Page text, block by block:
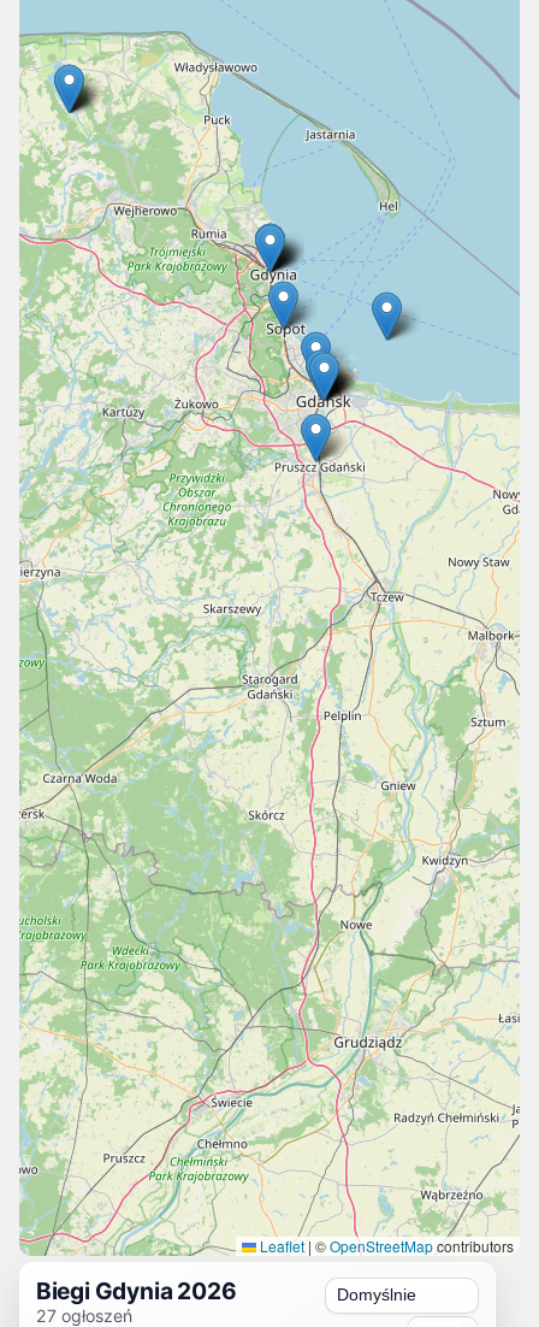
Biegi Gdynia 2026
27ogłoszeń Sortuj
Leaflet | ©OpenStreetMapcontributors